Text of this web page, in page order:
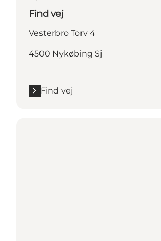
Find vej
Vesterbro Torv 4
4500 Nykøbing Sj
Find vej